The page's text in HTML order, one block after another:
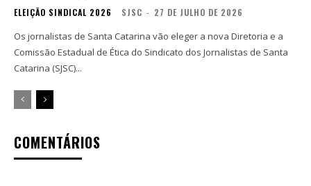
ELEIÇÃO SINDICAL 2026 SJSC - 27 DE JULHO DE 2026
Os jornalistas de Santa Catarina vão eleger a nova Diretoria e a
Comissão Estadual de Ética do Sindicato dos Jornalistas de Santa
Catarina (SJSC)...
COMENTÁRIOS